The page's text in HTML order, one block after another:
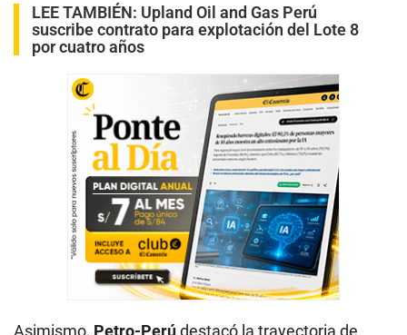
LEE TAMBIÉN: Upland Oil and Gas Perú
suscribe contrato para explotación del Lote 8
por cuatro años
Asimismo, Petro-Perúdestacó la trayectoria de